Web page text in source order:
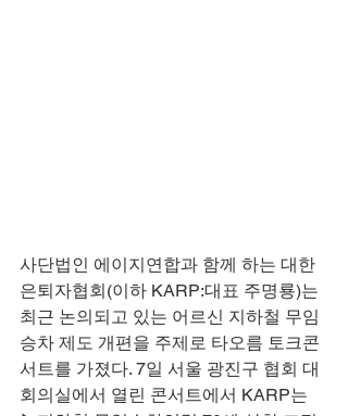
사단법인 에이지연합과 함께 하는 대한
은퇴자협회(이하 KARP:대표 주명룡)는
최근 논의되고 있는 어르신 지하철 무임
승차 제도 개편을 주제로 타오름 토크콘
서트를 가졌다. 7일 서울 광진구 협회 대
회의실에서 열린 콘서트에서 KARP는